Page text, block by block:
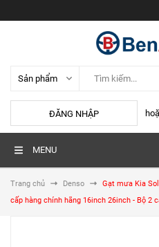
ĐĂNG NHẬP
MENU
Trang chủ Denso
Gạt mưa Kia
cấp hàng chính hãng 16inch 26inch - Bộ 2